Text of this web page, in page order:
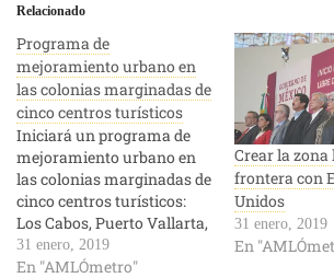
Relacionado
Programa de
mejoramiento urbano en
las colonias marginadas de
cinco centros turísticos
Iniciará un programa de
mejoramiento urbano en
las colonias marginadas de
cinco centros turísticos:
Los Cabos, Puerto Vallarta,
Bahía de Banderas,
Acapulco y Solidaridad
31 enero, 2019
En "AMLÓmetro"
Crear la zona
frontera con
Unidos
31 enero, 2019
En